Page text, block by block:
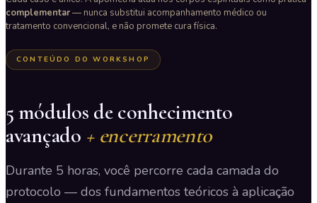
complementar— nunca substitui acompanhamento médico ou
tratamento convencional, e não promete cura física.
CONTEÚDO DO WORKSHOP
5 módulos de conhecimento
avançado + encerramento
Durante 5 horas, você percorre cada camada do
protocolo — dos fundamentos teóricos à aplicação